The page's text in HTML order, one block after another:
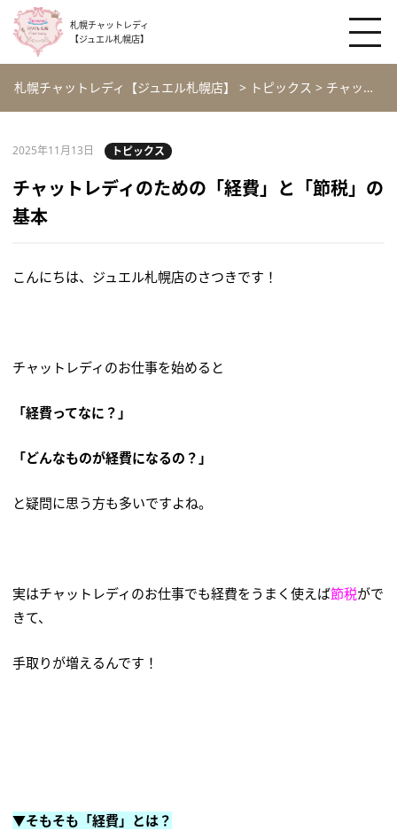
札幌チャットレディ
【ジュエル札幌店】
札幌チャットレディ【ジュエル札幌店】 > トピックス > チャットレディのための「経費」と「節税」の基本
2025年11月13日 トピックス
チャットレディのための「経費」と「節税」の
基本
こんにちは、ジュエル札幌店のさつきです！
チャットレディのお仕事を始めると
「経費ってなに？」
「どんなものが経費になるの？」
と疑問に思う方も多いですよね。
実はチャットレディのお仕事でも経費をうまく使えば節税がで
きて、
手取りが増えるんです！
▼そもそも「経費」とは？